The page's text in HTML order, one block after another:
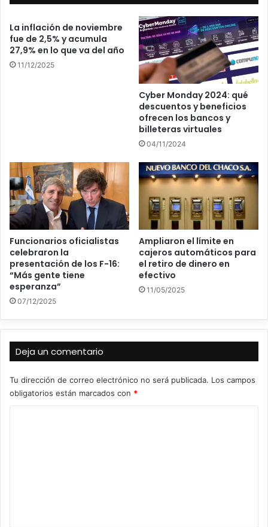
La inflación de noviembre
fue de 2,5% y acumula
27,9% en lo que va del año
11/12/2025
Cyber Monday 2024: qué
descuentos y beneficios
ofrecen los bancos y
billeteras virtuales
04/11/2024
Funcionarios oficialistas
celebraron la
presentación de los F-16:
“Más gente tiene
esperanza”
07/12/2025
Ampliaron el límite en
cajeros automáticos para
el retiro de dinero en
efectivo
11/05/2025
Deja un comentario
Tu dirección de correo electrónico no será publicada. Los campos
obligatorios están marcados con *